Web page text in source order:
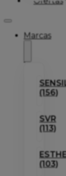
Marcas
(156)
SVR
(113)
(103)